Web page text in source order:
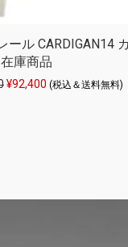
ール CARDIGAN14
庫商品
元の価格は ¥132,000 で
¥92,400 現在の価格は
(税込＆送料無料)